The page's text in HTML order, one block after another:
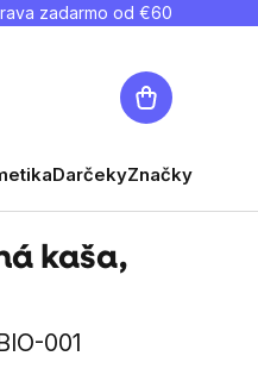
zadarmo od €60
Nákupný
košík
DarčekyZnačky
kaša,
001